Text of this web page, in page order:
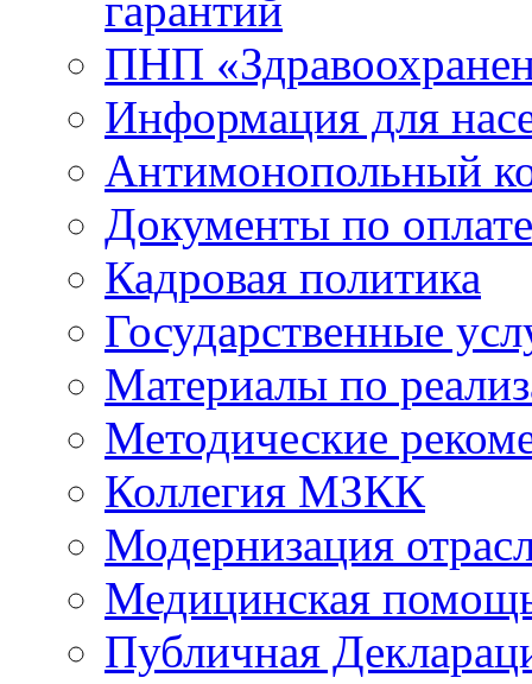
ПНП
Информация для
Антимонопольный
Документы по
Кадровая политика
Государственные
Материалы по
Методические
Коллегия МЗКК
Модернизация
Медицинская
Публичная